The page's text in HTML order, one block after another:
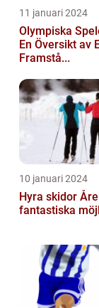
11 januari 2024
Olympiska
En Översikt av
Framstå...
10 januari 2024
Hyra skidor
fantastiska